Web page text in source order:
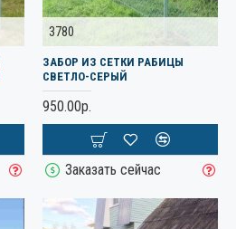
3780
ЗАБОР ИЗ СЕТКИ РАБИЦЫ
СВЕТЛО-СЕРЫЙ
950.00р.
Заказать сейчас